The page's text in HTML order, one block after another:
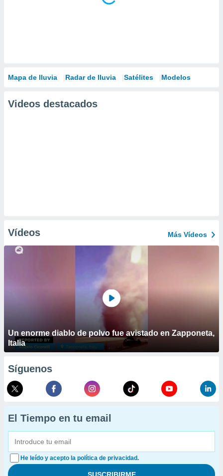
Mapa de lluvia Radar de lluvia Satélites Modelos
Videos destacados
Vídeos Más Vídeos
Un enorme diablo de polvo fue avistado en Zapponeta,
Italia
Síguenos
El Tiempo en tu email
He leído y acepto la política de privacidad.